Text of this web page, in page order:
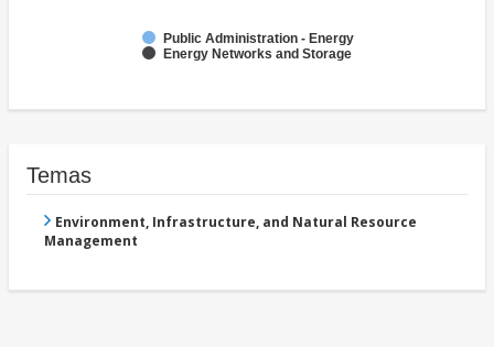
Public Administration - Energy
Energy Networks and Storage
Temas
Environment, Infrastructure, and Natural Resource
Management